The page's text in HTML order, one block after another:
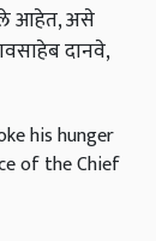
आहेत, असे
दानवे,
his hunger
of the Chief